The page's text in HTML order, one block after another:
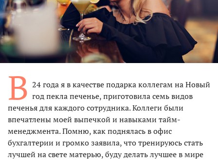
В 24 года я в качестве подарка коллегам на Новый
год пекла печенье, приготовила семь видов
печенья для каждого сотрудника. Коллеги были
впечатлены моей выпечкой и навыками тайм-
менеджмента. Помню, как поднялась в офис
бухгалтерии и громко заявила, что тренируюсь стать
лучшей на свете матерью, буду делать лучшее в мире